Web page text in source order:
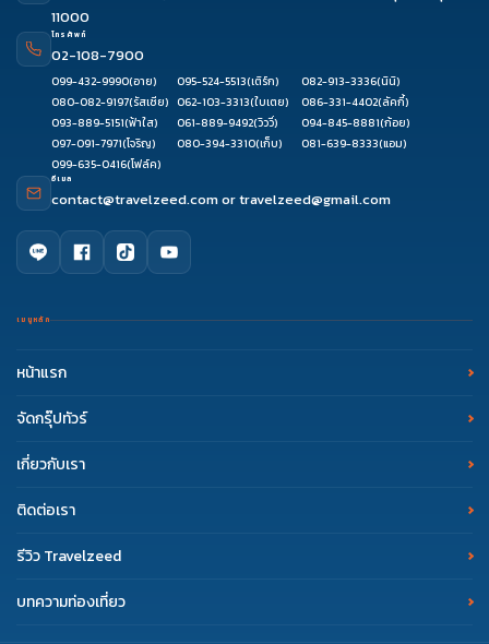
11000
โทรศัพท์
02-108-7900
099-432-9990(อาย) 095-524-5513(เติร์ก) 082-913-3336(นินิ)
080-082-9197(รัสเซีย) 062-103-3313(ใบเตย) 086-331-4402(ลัคกี้)
093-889-5151(ฟ้าใส) 061-889-9492(วิววี่) 094-845-8881(ก้อย)
097-091-7971(โจริญ) 080-394-3310(เก็บ) 081-639-8333(แอม)
099-635-0416(โฟล์ค)
อีเมล
contact@travelzeed.comortravelzeed@gmail.com
เมนูหลัก
หน้าแรก
จัดกรุ๊ปทัวร์
เกี่ยวกับเรา
ติดต่อเรา
รีวิว Travelzeed
บทความท่องเที่ยว